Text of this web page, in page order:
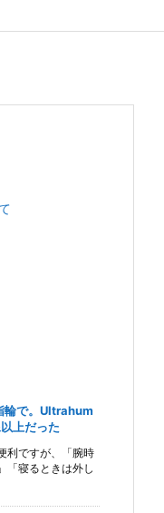
輪で。Ultrahum
上だった
利ですが、「腕時
「寝るときは外し